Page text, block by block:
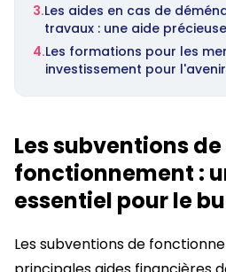
3.Les aides en cas de
travaux : une aide
4.Les formations pour les
investissement pour l'avenir
Les subventions de
fonctionnement :
essentiel pour le
Les subventions de